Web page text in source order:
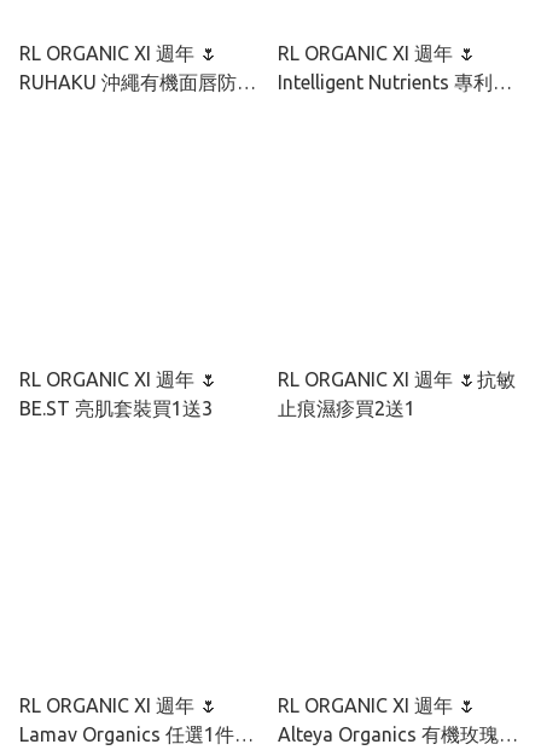
RL ORGANIC XI 週年 🌷
RUHAKU 沖繩有機面唇防曬
RL ORGANIC XI 週年 🌷
Intelligent Nutrients 專利種
RL ORGANIC XI 週年 🌷
BE.ST 亮肌套裝買1送3
RL ORGANIC XI 週年 🌷抗敏
止痕濕疹買2送1
RL ORGANIC XI 週年 🌷
Lamav Organics 任選1件9
RL ORGANIC XI 週年 🌷
Alteya Organics 有機玫瑰彩